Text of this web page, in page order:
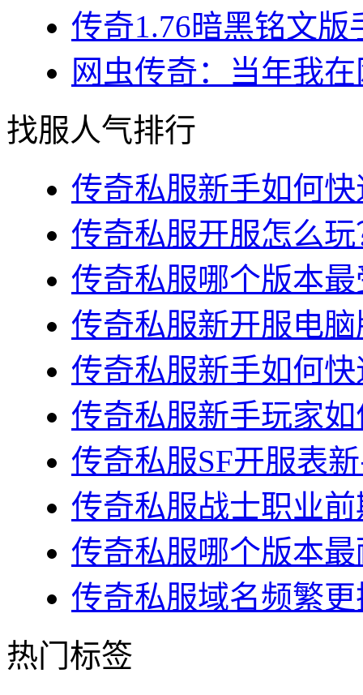
传奇1.76暗黑铭文
网虫传奇：当年我
找服人气排行
传奇私服新手如何
传奇私服开服怎么
传奇私服哪个版本
传奇私服新开服电
传奇私服新手如何
传奇私服新手玩家
传奇私服SF开服表
传奇私服战士职业
传奇私服哪个版本
传奇私服域名频繁
热门标签